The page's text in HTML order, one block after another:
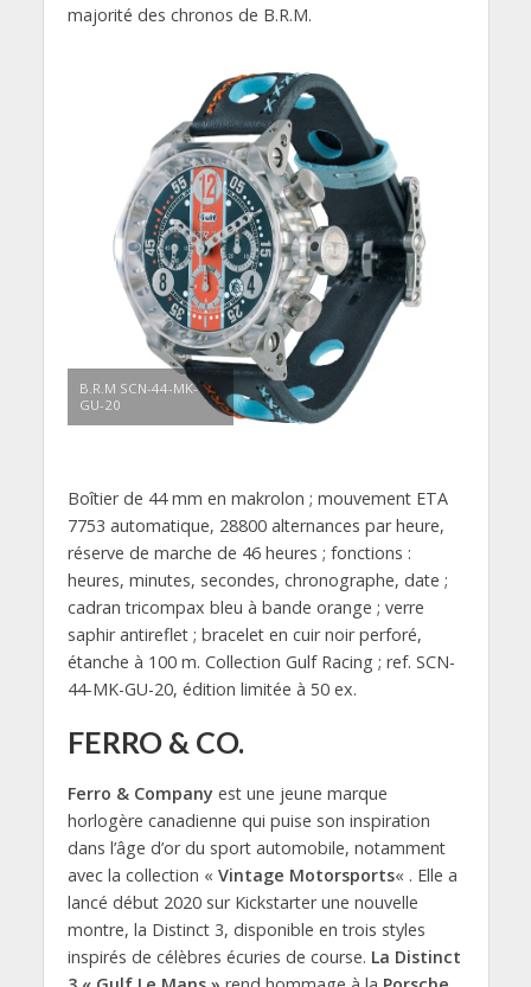
majorité des chronos de B.R.M.
B.R.M SCN-44-MK-
GU-20
Boîtier de 44 mm en makrolon ; mouvement ETA
7753 automatique, 28800 alternances par heure,
réserve de marche de 46 heures ; fonctions :
heures, minutes, secondes, chronographe, date ;
cadran tricompax bleu à bande orange ; verre
saphir antireflet ; bracelet en cuir noir perforé,
étanche à 100 m. Collection Gulf Racing ; ref. SCN-
44-MK-GU-20, édition limitée à 50 ex.
FERRO & CO.
Ferro & Companyest une jeune marque
horlogère canadienne qui puise son inspiration
dans l’âge d’or du sport automobile, notamment
avec la collection « Vintage Motorsports« . Elle a
lancé début 2020 sur Kickstarter une nouvelle
montre, la Distinct 3, disponible en trois styles
inspirés de célèbres écuries de course. La Distinct